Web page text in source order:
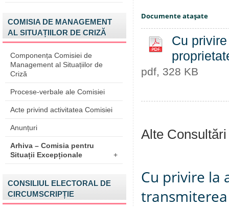
COMISIA DE MANAGEMENT
AL SITUAȚIILOR DE CRIZĂ
Componența Comisiei de
Management al Situațiilor de
Criză
Procese-verbale ale Comisiei
Acte privind activitatea Comisiei
Anunțuri
Arhiva – Comisia pentru
Situații Excepționale
+
CONSILIUL ELECTORAL DE
CIRCUMSCRIPȚIE
Documente ataşate
Cu
pdf, 328 KB
Alte
Cu privire la